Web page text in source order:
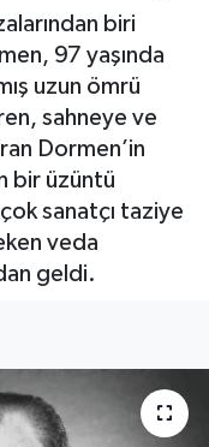
biri
97 yaşında
uzun ömrü
sahneye ve
Dormen’in
bir üzüntü
sanatçı taziye
veda
geldi.